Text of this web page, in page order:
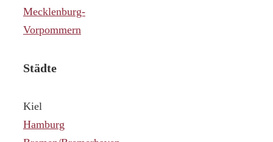
Mecklenburg-
Vorpommern
Städte
Kiel
Hamburg